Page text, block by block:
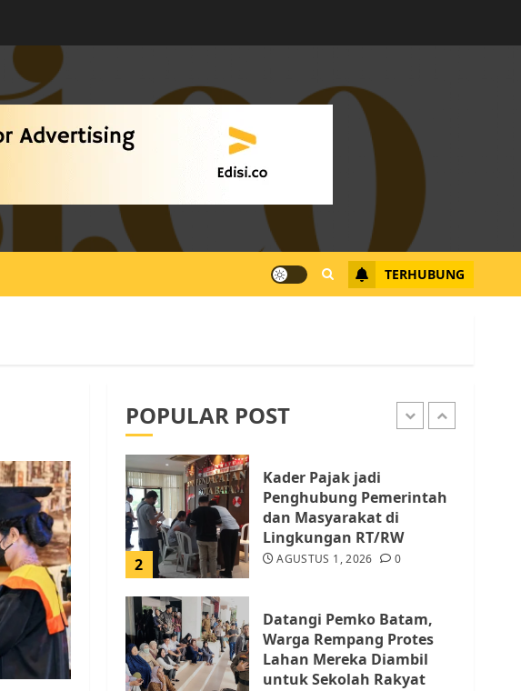
TERHUBUNG
POPULAR POST
Warga Rempang Ajukan
Kota Batam, Soroti
Aktivitas yang Resahkan
0
Batam Berhenti
Merampas Tanah Warga
Rempang
JULI 15, 2026
1 AGUSTUS 1, 2026
2
Kader Pajak jadi
Penghubung Pemerintah
dan Masyarakat di
Lingkungan RT/RW
AGUSTUS 1, 2026 0
Datangi Pemko Batam,
Warga Rempang Protes
Lahan Mereka Diambil
untuk Sekolah Rakyat